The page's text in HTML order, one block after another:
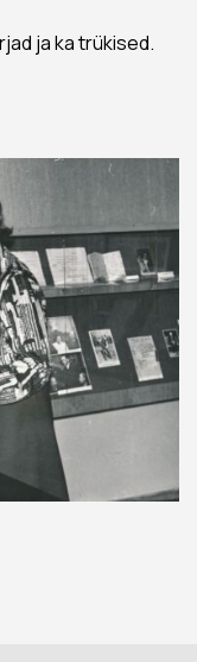
ja ka trükised.